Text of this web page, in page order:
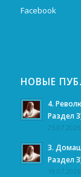
Facebook
НОВЫЕ
4.
Раздел
3.
Раздел